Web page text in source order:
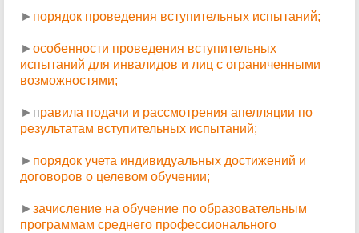
► порядок проведения вступительных испытаний;
► особенности проведения вступительных
испытаний для инвалидов и лиц с ограниченными
возможностями;
►правила подачи и рассмотрения апелляции по
результатам вступительных испытаний;
► порядок учета индивидуальных достижений и
договоров о целевом обучении;
► зачисление на обучение по образовательным
программам среднего профессионального